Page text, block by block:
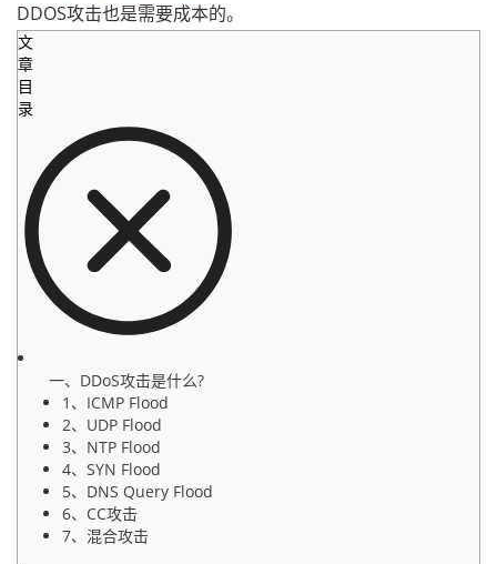
DDOS攻击也是需要成本的。
文
章
目
录
一、DDoS攻击是什么?
1、ICMP Flood
2、UDP Flood
3、NTP Flood
4、SYN Flood
5、DNS Query Flood
6、CC攻击
7、混合攻击